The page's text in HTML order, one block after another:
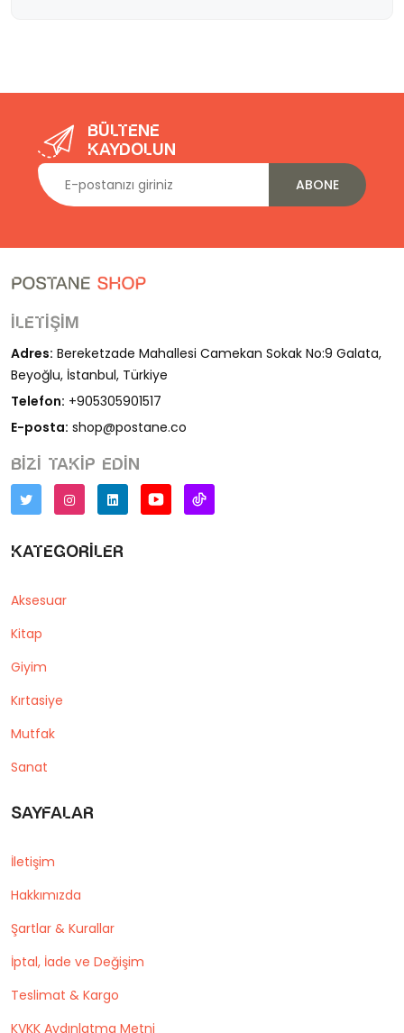
Bültene
kaydolun
ABONE
İletişim
Adres: Bereketzade Mahallesi Camekan Sokak No:9 Galata,
Beyoğlu, İstanbul, Türkiye
Telefon: +905305901517
E-posta: shop@postane.co
Bizi takip edin
Kategoriler
Aksesuar
Kitap
Giyim
Kırtasiye
Mutfak
Sanat
Sayfalar
İletişim
Hakkımızda
Şartlar & Kurallar
İptal, İade ve Değişim
Teslimat & Kargo
KVKK Aydınlatma Metni